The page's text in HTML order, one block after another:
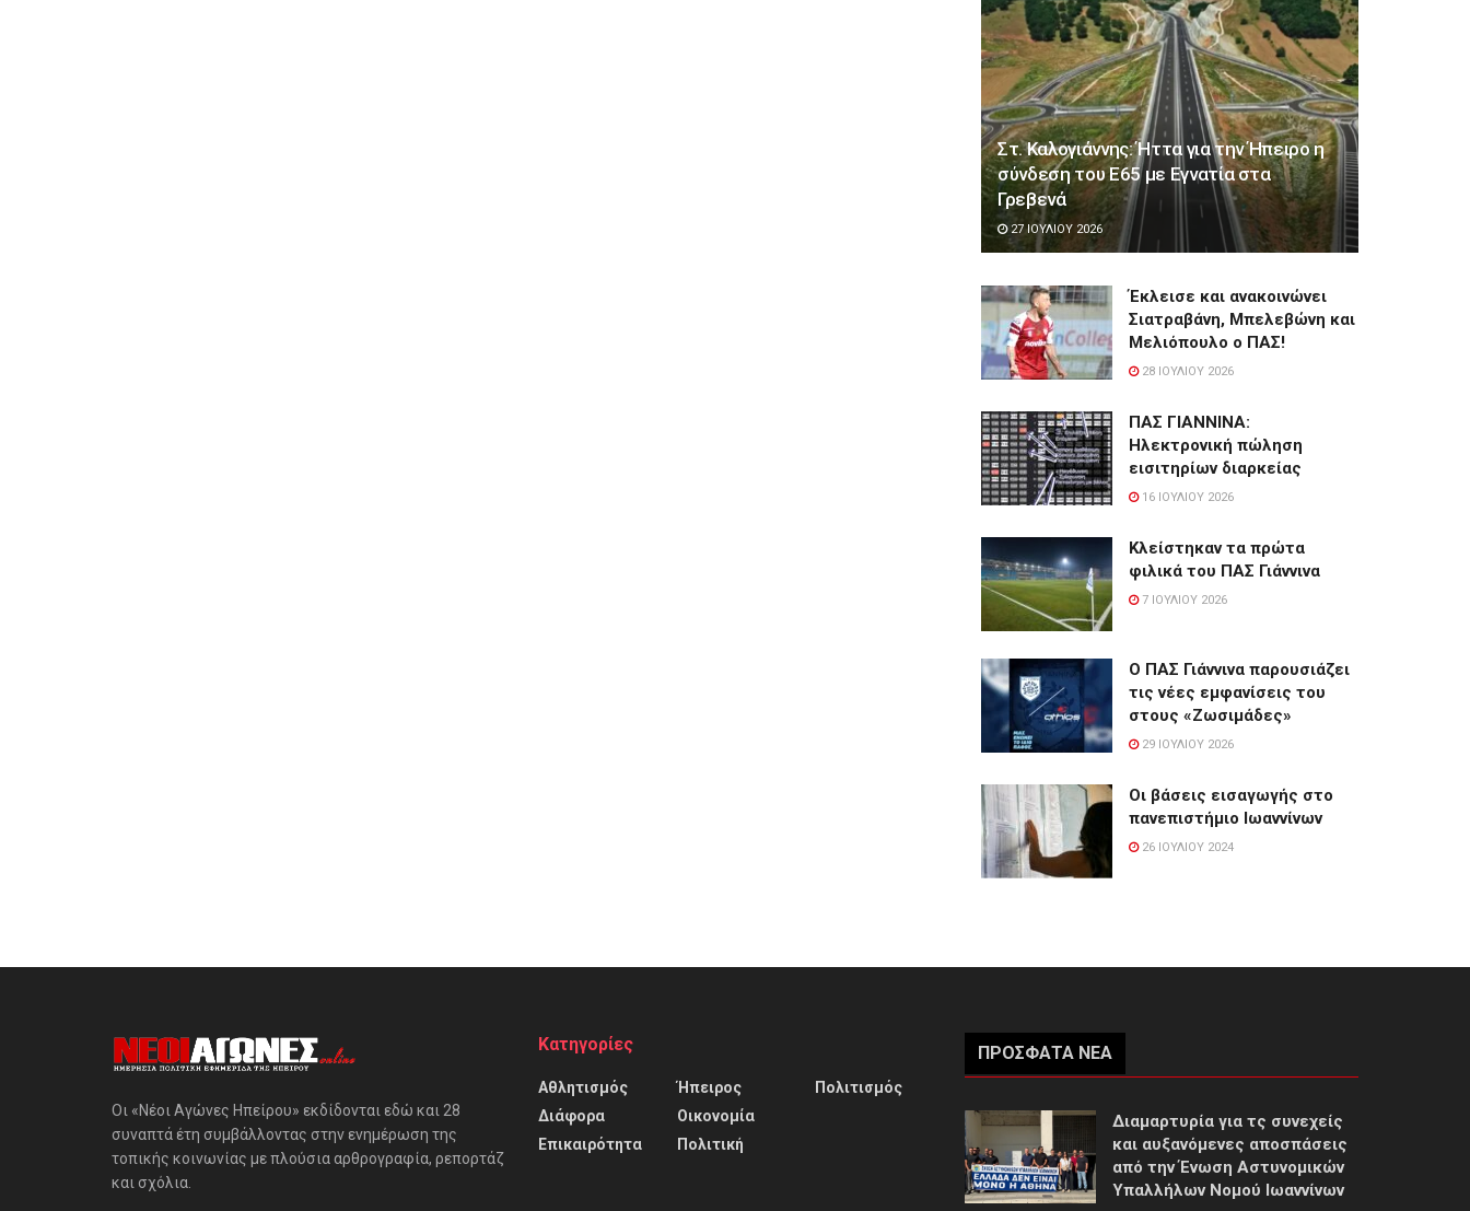
Στ. Καλογιάννης: Ήττα για την Ήπειρο η
σύνδεση του Ε65 με Εγνατία στα
Γρεβενά
27 ΙΟΥΛΊΟΥ 2026
Έκλεισε και ανακοινώνει
Σιατραβάνη, Μπελεβώνη και
Μελιόπουλο ο ΠΑΣ!
28 ΙΟΥΛΊΟΥ 2026
ΠΑΣ ΓΙΑΝΝΙΝΑ:
Hλεκτρονική πώληση
εισιτηρίων διαρκείας
16 ΙΟΥΛΊΟΥ 2026
Κλείστηκαν τα πρώτα
φιλικά του ΠΑΣ Γιάννινα
7 ΙΟΥΛΊΟΥ 2026
Ο ΠΑΣ Γιάννινα παρουσιάζει
τις νέες εμφανίσεις του
στους «Ζωσιμάδες»
29 ΙΟΥΛΊΟΥ 2026
Οι βάσεις εισαγωγής στο
πανεπιστήμιο Ιωαννίνων
26 ΙΟΥΛΊΟΥ 2024
Οι «Νέοι Αγώνες Ηπείρου» εκδίδονται εδώ και 28
συναπτά έτη συμβάλλοντας στην ενημέρωση της
τοπικής κοινωνίας με πλούσια αρθρογραφία, ρεπορτάζ
και σχόλια.
Κατηγορίες
Αθλητισμός
Διάφορα
Επικαιρότητα
Ήπειρος
Οικονομία
Πολιτική
Πολιτισμός
ΠΡΌΣΦΑΤΑ ΝΈΑ
Διαμαρτυρία για τς συνεχείς
και αυξανόμενες αποσπάσεις
από την Ένωση Αστυνομικών
Υπαλλήλων Νομού Ιωαννίνων